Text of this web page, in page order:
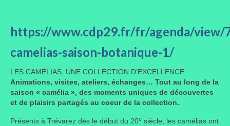
Vannerie
Autres
Bibliothèque
Nouveautés
Revues
https://www.cdp29.fr/fr/agenda/view/
camelias-saison-botanique-1/
LES CAMÉLIAS, UNE COLLECTION D’EXCELLENCE
Animations, visites, ateliers, échanges… Tout au long de la
saison « camélia », des moments uniques de découvertes
et de plaisirs partagés au coeur de la collection.
Présents à Trévarez dès le début du 20e siècle, les camélias ont